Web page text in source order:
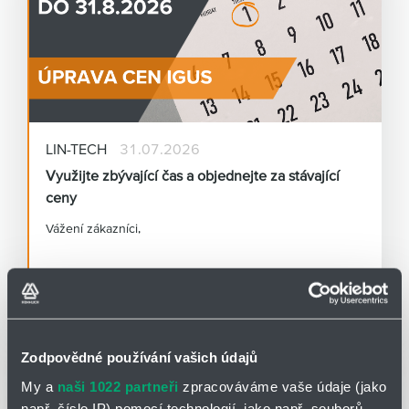
Zodpovědné používání vašich údajů
My a naši 1022 partneři zpracováváme vaše údaje (jako
Partner Zone
LIN-TECH
31.07.2026
Využijte zbývající čas a objednejte za stávající
ceny
Vážení zákazníci,
chceme vám dát prostor připravit se na tuto změnu.
Všechny objednávky přijaté do 31. 8. 2026 (včetně)
Co se pro vás mění a co zůstává stejné?